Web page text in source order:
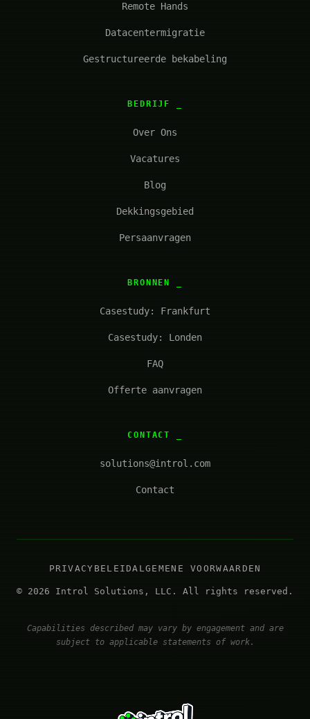
Remote Hands
Datacentermigratie
Gestructureerde bekabeling
BEDRIJF
Over Ons
Vacatures
Blog
Dekkingsgebied
Persaanvragen
BRONNEN
Casestudy: Frankfurt
Casestudy: Londen
FAQ
Offerte aanvragen
CONTACT
solutions@introl.com
Contact
PRIVACYBELEIDALGEMENE VOORWAARDEN
© 2026 Introl Solutions, LLC. All rights reserved.
Capabilities described may vary by engagement and are
subject to applicable statements of work.